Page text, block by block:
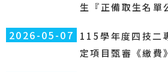
生『正備取生名單
2026-05-07
115學年度四技二
定項目甄審《繳費